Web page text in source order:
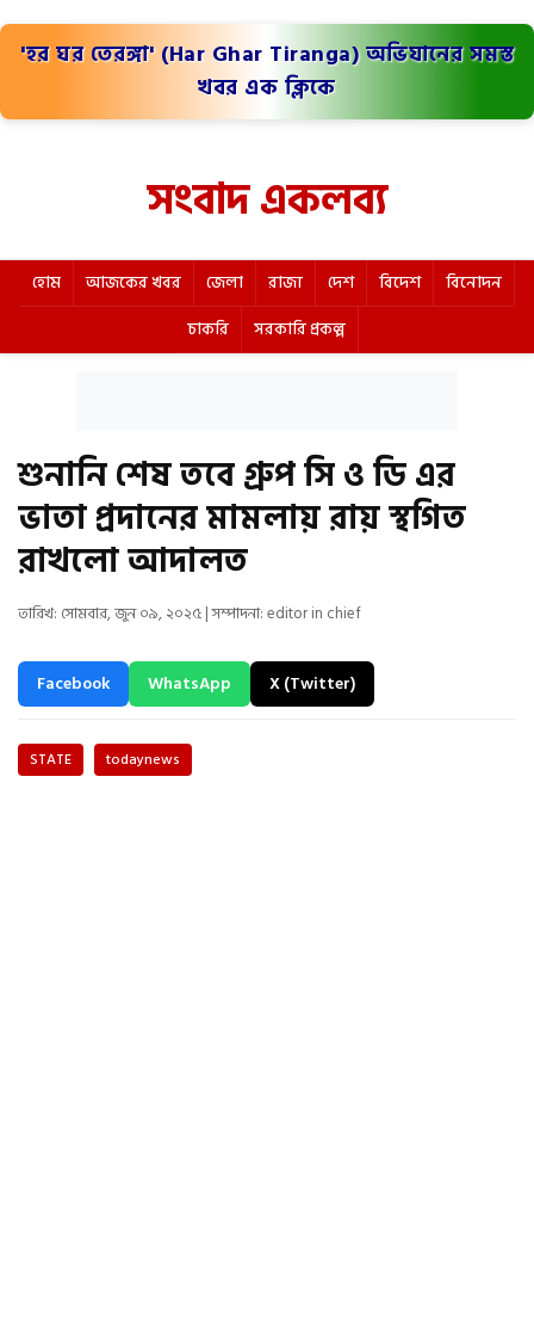
'হর ঘর তেরঙ্গা' (Har Ghar Tiranga) অভিযানের সমস্ত
খবর এক ক্লিকে
সংবাদ একলব্য
হোম আজকের খবর জেলা রাজ্য দেশ বিদেশ
বিনোদন
চাকরি
সরকারি প্রকল্প
শুনানি শেষ তবে গ্রুপ সি ও ডি এর
ভাতা প্রদানের মামলায় রায় স্থগিত
রাখলো আদালত
তারিখ: সোমবার, জুন ০৯, ২০২৫ | সম্পাদনা: editor in chief
Facebook WhatsApp X (Twitter)
STATE todaynews